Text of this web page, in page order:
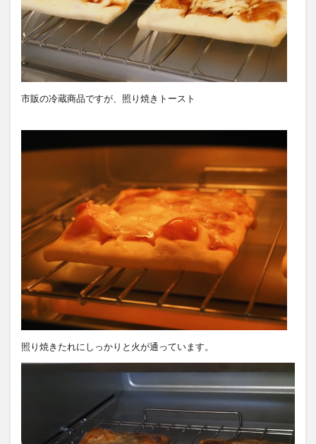
市販の冷蔵商品ですが、照り焼きトースト
照り焼きたれにしっかりと火が通っています。